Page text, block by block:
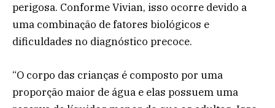
perigosa. Conforme Vivian, isso ocorre devido a
uma combinação de fatores biológicos e
dificuldades no diagnóstico precoce.
“O corpo das crianças é composto por uma
proporção maior de água e elas possuem uma